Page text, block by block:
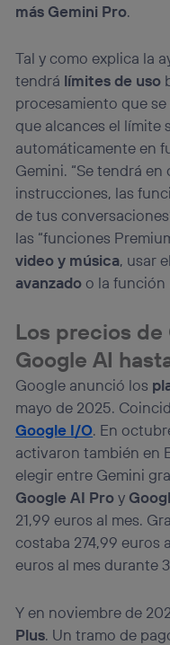
más Gemini Pro.
Tal y como explica la
tendrá límites de uso
procesamiento que
que alcances el límite
automáticamente en
Gemini. “Se tendrá
instrucciones, las
de tus
las “funciones
video y música, usar el
avanzadoo la función
Los precios
Google AI
Google anunció los
mayo de 2025.
Google I/O. En
activaron también en
elegir entre Gemini
Google AI Proy
21,99 euros al mes.
costaba 274,99 euros
euros al mes durante
Y en noviembre de
Plus. Un tramo de